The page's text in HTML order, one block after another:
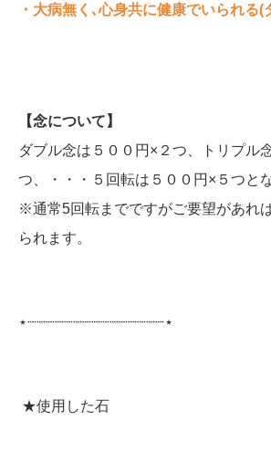
・大病無く､心身共に健康でいられる(
【念について】
ダブル念は５００円×２つ、トリプル
つ、・・・５回転は５００円×５つと
※通常5回転までですがご要望があれ
られます。
⋆┈┈┈┈┈┈┈┈┈┈┈┈┈┈┈⋆
★使用した石